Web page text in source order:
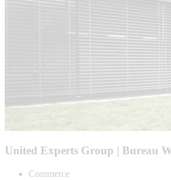
United Experts Group | Bureau
Commerce